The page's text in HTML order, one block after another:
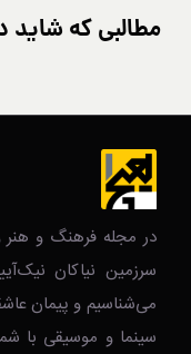
مطالبی که
در مجله فرهنگ و
سرزمین نیاکان
می‌شناسیم و پیمان
سینما و موسیقی با